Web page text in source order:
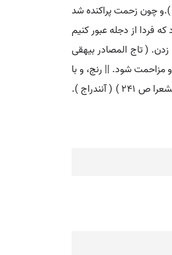
رنج میرسید بر آن خوازه ها گذشتن. ( تاریخ بیهقی چ ادیب ص 256 ). آنجا که تنگ بود زحمتی عظیم و جنگی قوی برپای شد. ( تاریخ بیهقی چ ادیب ص 467 ).و چون زحمت پراکنده شد
فرمود که فردا از دجله عبور کنیم
( تاج المصادر بیهقی
مزاحمت شود. || رنج، و با
لفظ کشیدن استعمال میشود. ( فرهنگ نظام ). رنج، و بالفظ دادن و نهادن و بردن و کشیدن مستعمل است. ( از خلاصه بهار عجم در حواشی مصطلحات الشعرا ص 241 ) ( آنندراج ).